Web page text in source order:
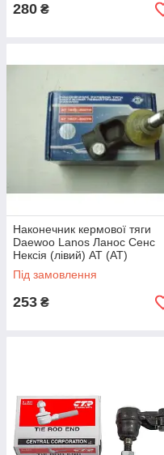
280 ₴
Наконечник кермової тяги
Daewoo Lanos Ланос Сенс
Нексія (лівий) AT (АТ)
Під замовлення
253 ₴